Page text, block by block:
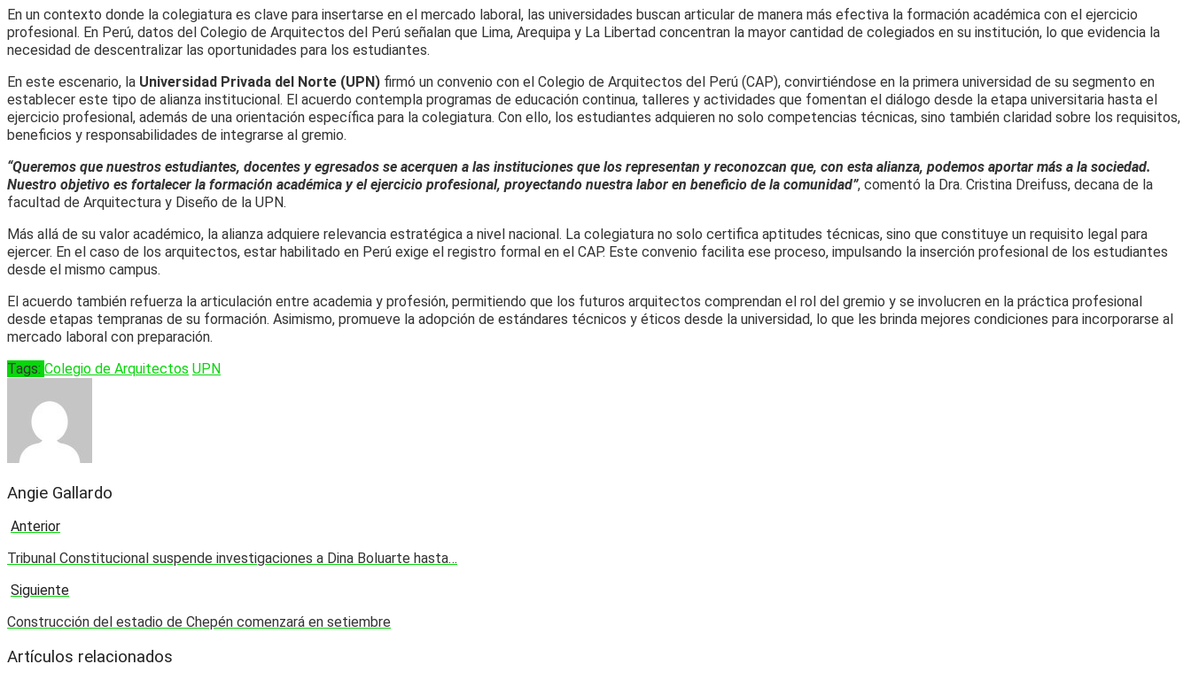
En un contexto donde la colegiatura es clave para insertarse en el mercado laboral, las universidades buscan articular de manera más efectiva la formación académica con el ejercicio
profesional. En Perú, datos del Colegio de Arquitectos del Perú señalan que Lima, Arequipa y La Libertad concentran la mayor cantidad de colegiados en su institución, lo que evidencia la
necesidad de descentralizar las oportunidades para los estudiantes.
En este escenario, la Universidad Privada del Norte (UPN) firmó un convenio con el Colegio de Arquitectos del Perú (CAP), convirtiéndose en la primera universidad de su segmento en
establecer este tipo de alianza institucional. El acuerdo contempla programas de educación continua, talleres y actividades que fomentan el diálogo desde la etapa universitaria hasta el
ejercicio profesional, además de una orientación específica para la colegiatura. Con ello, los estudiantes adquieren no solo competencias técnicas, sino también claridad sobre los requisitos,
beneficios y responsabilidades de integrarse al gremio.
“Queremos que nuestros estudiantes, docentes y egresados se acerquen a las instituciones que los representan y reconozcan que, con esta alianza, podemos aportar más a la sociedad.
Nuestro objetivo es fortalecer la formación académica y el ejercicio profesional, proyectando nuestra labor en beneficio de la comunidad”, comentó la Dra. Cristina Dreifuss, decana de la
facultad de Arquitectura y Diseño de la UPN.
Más allá de su valor académico, la alianza adquiere relevancia estratégica a nivel nacional. La colegiatura no solo certifica aptitudes técnicas, sino que constituye un requisito legal para
ejercer. En el caso de los arquitectos, estar habilitado en Perú exige el registro formal en el CAP. Este convenio facilita ese proceso, impulsando la inserción profesional de los estudiantes
desde el mismo campus.
El acuerdo también refuerza la articulación entre academia y profesión, permitiendo que los futuros arquitectos comprendan el rol del gremio y se involucren en la práctica profesional
desde etapas tempranas de su formación. Asimismo, promueve la adopción de estándares técnicos y éticos desde la universidad, lo que les brinda mejores condiciones para incorporarse al
mercado laboral con preparación.
Tags: Colegio de Arquitectos UPN
Angie Gallardo
Anterior
Tribunal Constitucional suspende investigaciones a Dina Boluarte hasta…
Siguiente
Construcción del estadio de Chepén comenzará en setiembre
Artículos relacionados